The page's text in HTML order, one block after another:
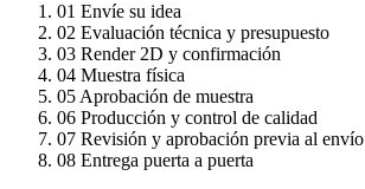
01 Envíe su idea
02 Evaluación técnica y presupuesto
03 Render 2D y confirmación
04 Muestra física
05 Aprobación de muestra
06 Producción y control de calidad
07 Revisión y aprobación previa al envío
08 Entrega puerta a puerta